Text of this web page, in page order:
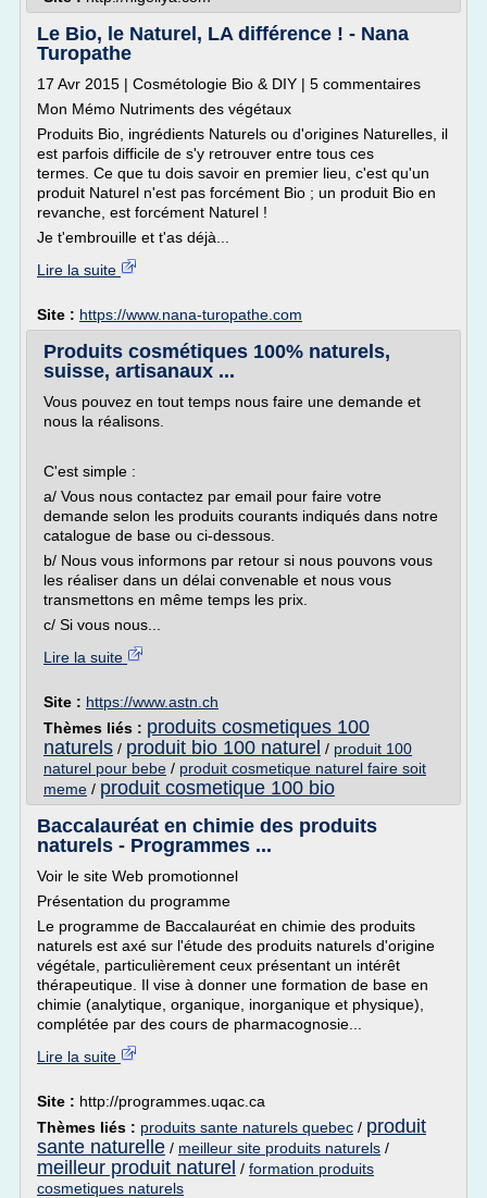
Le Bio, le Naturel, LA différence ! - Nana
Turopathe
17 Avr 2015 | Cosmétologie Bio & DIY | 5 commentaires
Mon Mémo Nutriments des végétaux
Produits Bio, ingrédients Naturels ou d'origines Naturelles, il
est parfois difficile de s'y retrouver entre tous ces
termes. Ce que tu dois savoir en premier lieu, c'est qu'un
produit Naturel n'est pas forcément Bio ; un produit Bio en
revanche, est forcément Naturel !
Je t'embrouille et t'as déjà...
Lire la suite
Site : https://www.nana-turopathe.com
Produits cosmétiques 100% naturels,
suisse, artisanaux ...
Vous pouvez en tout temps nous faire une demande et
nous la réalisons.
C'est simple :
a/ Vous nous contactez par email pour faire votre
demande selon les produits courants indiqués dans notre
catalogue de base ou ci-dessous.
b/ Nous vous informons par retour si nous pouvons vous
les réaliser dans un délai convenable et nous vous
transmettons en même temps les prix.
c/ Si vous nous...
Lire la suite
Site : https://www.astn.ch
Thèmes liés : produits cosmetiques 100
naturels / produit bio 100 naturel / produit 100
naturel pour bebe / produit cosmetique naturel faire soit
meme / produit cosmetique 100 bio
Baccalauréat en chimie des produits
naturels - Programmes ...
Voir le site Web promotionnel
Présentation du programme
Le programme de Baccalauréat en chimie des produits
naturels est axé sur l'étude des produits naturels d'origine
végétale, particulièrement ceux présentant un intérêt
thérapeutique. Il vise à donner une formation de base en
chimie (analytique, organique, inorganique et physique),
complétée par des cours de pharmacognosie...
Lire la suite
Site : http://programmes.uqac.ca
Thèmes liés : produits sante naturels quebec / produit
sante naturelle / meilleur site produits naturels /
meilleur produit naturel / formation produits
cosmetiques naturels